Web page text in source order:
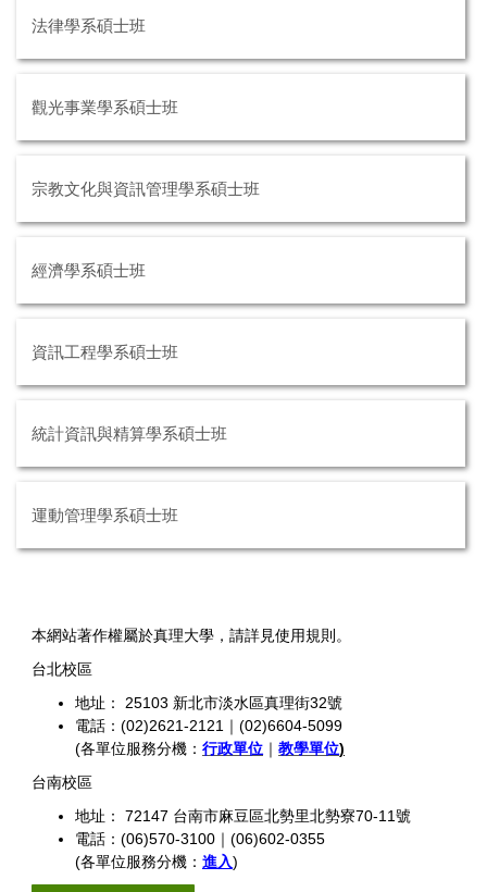
法律學系碩士班
觀光事業學系碩士班
宗教文化與資訊管理學系碩士班
經濟學系碩士班
資訊工程學系碩士班
統計資訊與精算學系碩士班
運動管理學系碩士班
本網站著作權屬於真理大學，請詳見使用規則。
台北校區
地址： 25103 新北市淡水區真理街32號
電話：(02)2621-2121｜(02)6604-5099
(各單位服務分機： 行政單位 ｜ 教學單位)
台南校區
地址： 72147 台南市麻豆區北勢里北勢寮70-11號
電話：(06)570-3100｜(06)602-0355
(各單位服務分機： 進入)